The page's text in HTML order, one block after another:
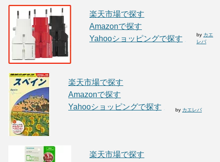
楽天市場で探す
Amazonで探す
Yahooショッピングで探す
by カエ
レバ
楽天市場で探す
Amazonで探す
Yahooショッピングで探す
by カエレバ
楽天市場で探す